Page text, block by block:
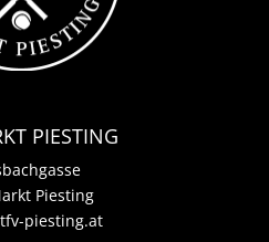
PIESTING
Piesting
piesting.at